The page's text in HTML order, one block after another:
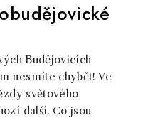
Budějovicích
nesmíte chybět! Ve
světového
další. Co jsou